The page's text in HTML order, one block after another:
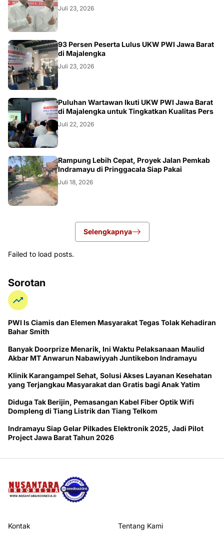
Juli 23, 2026
93 Persen Peserta Lulus UKW PWI Jawa Barat
di Majalengka
Juli 23, 2026
Puluhan Wartawan Ikuti UKW PWI Jawa Barat
di Majalengka untuk Tingkatkan Kualitas Pers
Juli 22, 2026
LOKAL
Rampung Lebih Cepat, Proyek Jalan Pemkab
Indramayu di Pringgacala Siap Pakai
Juli 18, 2026
Selengkapnya
Failed to load posts.
Sorotan
PWI ls Ciamis dan Elemen Masyarakat Tegas Tolak Kehadiran
Bahar Smith
Banyak Doorprize Menarik, Ini Waktu Pelaksanaan Maulid
Akbar MT Anwarun Nabawiyyah Juntikebon Indramayu
Klinik Karangampel Sehat, Solusi Akses Layanan Kesehatan
yang Terjangkau Masyarakat dan Gratis bagi Anak Yatim
Diduga Tak Berijin, Pemasangan Kabel Fiber Optik Wifi
Dompleng di Tiang Listrik dan Tiang Telkom
Indramayu Siap Gelar Pilkades Elektronik 2025, Jadi Pilot
Project Jawa Barat Tahun 2026
Kontak Tentang Kami